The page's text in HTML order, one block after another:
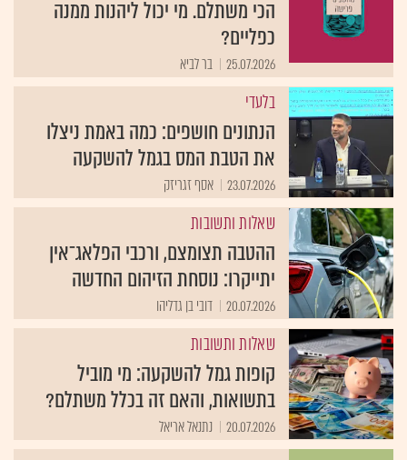
הכי משתלם. מי יכול ליהנות ממנה
כפליים?
25.07.2026 בר לביא
בלעדי
הנתונים חושפים: כמה באמת ניצלו
את הטבת המס בגמל להשקעה
23.07.2026 אסף זגריזק
שאלות ותשובות
ההטבה תצומצם, ורכבי הפלאג־אין
יתייקרו: נוסחת הזיהום החדשה
20.07.2026 דובי בן גדליהו
שאלות ותשובות
קופות גמל להשקעה: מי מוביל
בתשואות, והאם זה בכלל משתלם?
20.07.2026 נתנאל אריאל